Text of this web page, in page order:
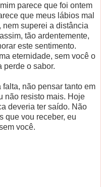
parece que foi ontem
que meus lábios mal
nem superei a distância
tão ardentemente,
este sentimento.
eternidade, sem você o
perde o sabor.
não pensar tanto em
não resisto mais. Hoje
deveria ter saído. Não
que vou receber, eu
você.